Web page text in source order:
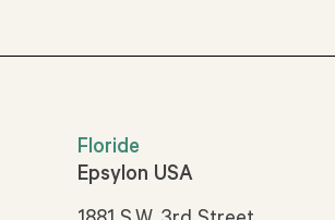
Floride
Epsylon USA